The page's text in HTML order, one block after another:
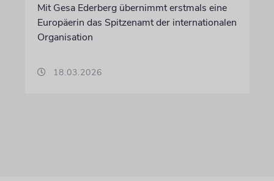
Mit Gesa Ederberg übernimmt erstmals eine
Europäerin das Spitzenamt der internationalen
Organisation
18.03.2026